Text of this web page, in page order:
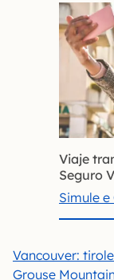
Viaje
Seguro
Simule
Vancouver:
Grouse